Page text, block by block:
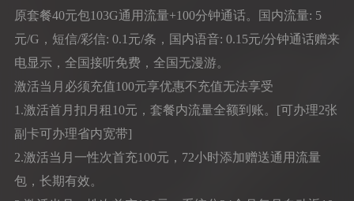
原套餐40元包103G通用流量+100分钟通话。国内流量: 5
元/G，短信/彩信: 0.1元/条，国内语音: 0.15元/分钟通话赠来
电显示，全国接听免费，全国无漫游。
激活当月必须充值100元享优惠不充值无法享受
1.激活首月扣月租10元，套餐内流量全额到账。[可办理2张
副卡可办理省内宽带]
2.激活当月一性次首充100元，72小时添加赠送通用流量
包，长期有效。